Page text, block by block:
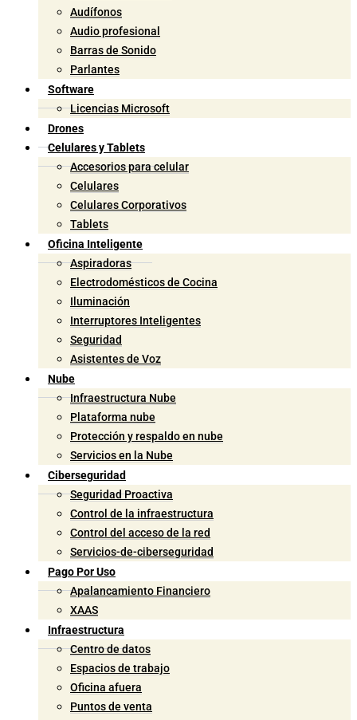
Audífonos
Audio profesional
Barras de Sonido
Parlantes
Software
Licencias Microsoft
Drones
Celulares y Tablets
Accesorios para celular
Celulares
Celulares Corporativos
Tablets
Oficina Inteligente
Aspiradoras
Electrodomésticos de Cocina
Iluminación
Interruptores Inteligentes
Seguridad
Asistentes de Voz
Nube
Infraestructura Nube
Plataforma nube
Protección y respaldo en nube
Servicios en la Nube
Ciberseguridad
Seguridad Proactiva
Control de la infraestructura
Control del acceso de la red
Servicios-de-ciberseguridad
Pago Por Uso
Apalancamiento Financiero
XAAS
Infraestructura
Centro de datos
Espacios de trabajo
Oficina afuera
Puntos de venta